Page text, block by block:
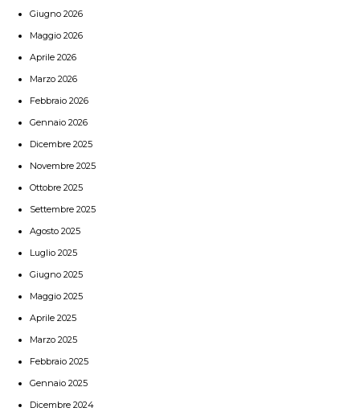
Giugno 2026
Maggio 2026
Aprile 2026
Marzo 2026
Febbraio 2026
Gennaio 2026
Dicembre 2025
Novembre 2025
Ottobre 2025
Settembre 2025
Agosto 2025
Luglio 2025
Giugno 2025
Maggio 2025
Aprile 2025
Marzo 2025
Febbraio 2025
Gennaio 2025
Dicembre 2024